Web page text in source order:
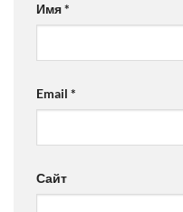
Имя*
Email *
Сайт